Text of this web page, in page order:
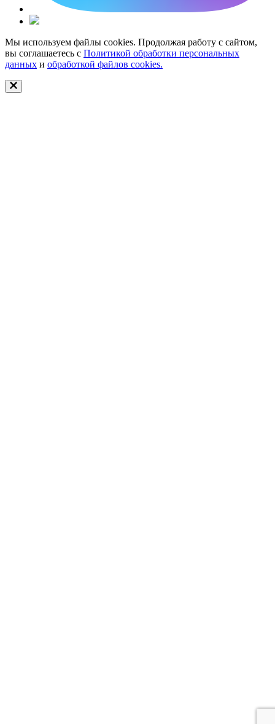
Мы используем файлы cookies. Продолжая работу с сайтом,
вы соглашаетесь с Политикой обработки персональных
данных и обработкой файлов cookies.